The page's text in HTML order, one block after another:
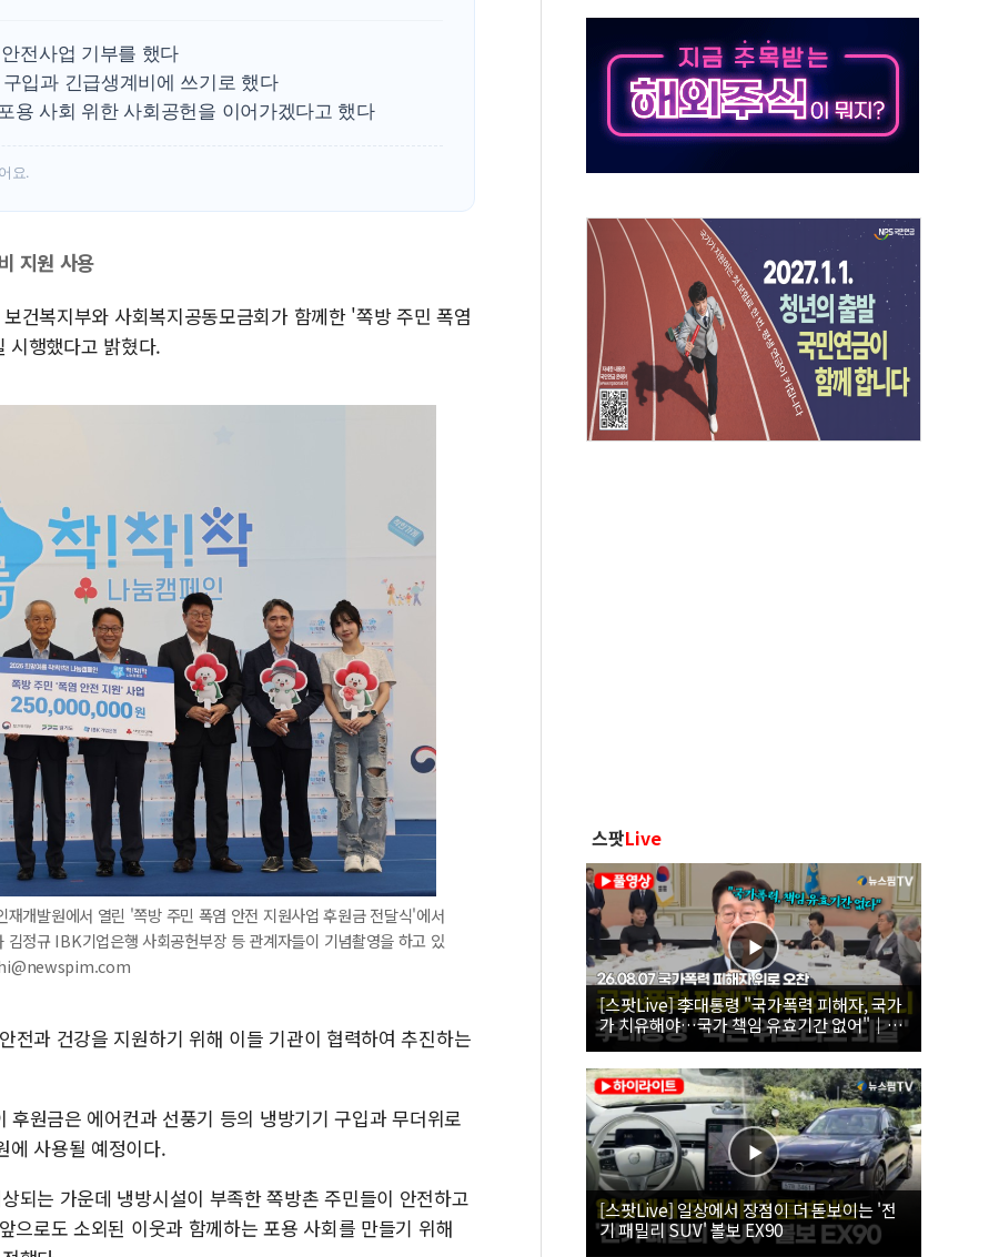
전사업 기부를 했다
입과 긴급생계비에 쓰기로 했다
용 사회 위한 사회공헌을 이어가겠다고 했다
요.
지원 사용
건복지부와 사회복지공동모금회가 함께한 '쪽방 주민 폭염
시행했다고 밝혔다.
개발원에서 열린 '쪽방 주민 폭염 안전 지원사업 후원금 전달식'에서
정규 IBK기업은행 사회공헌부장 등 관계자들이 기념촬영을 하고 있
전과 건강을 지원하기 위해 이들 기관이 협력하여 추진하는
원금은 에어컨과 선풍기 등의 냉방기기 구입과 무더위로
에 사용될 예정이다.
되는 가운데 냉방시설이 부족한 쪽방촌 주민들이 안전하고
로도 소외된 이웃과 함께하는 포용 사회를 만들기 위해
스팟Live
[스팟Live] 李대통령 "국가폭력 피해자, 국가
가 치유해야…국가 책임 유효기간 없어"｜
26.08.07 국가폭력 피해자 위로 오찬
[스팟Live] 일상에서 장점이 더 돋보이는 '전
기 패밀리 SUV' 볼보 EX90